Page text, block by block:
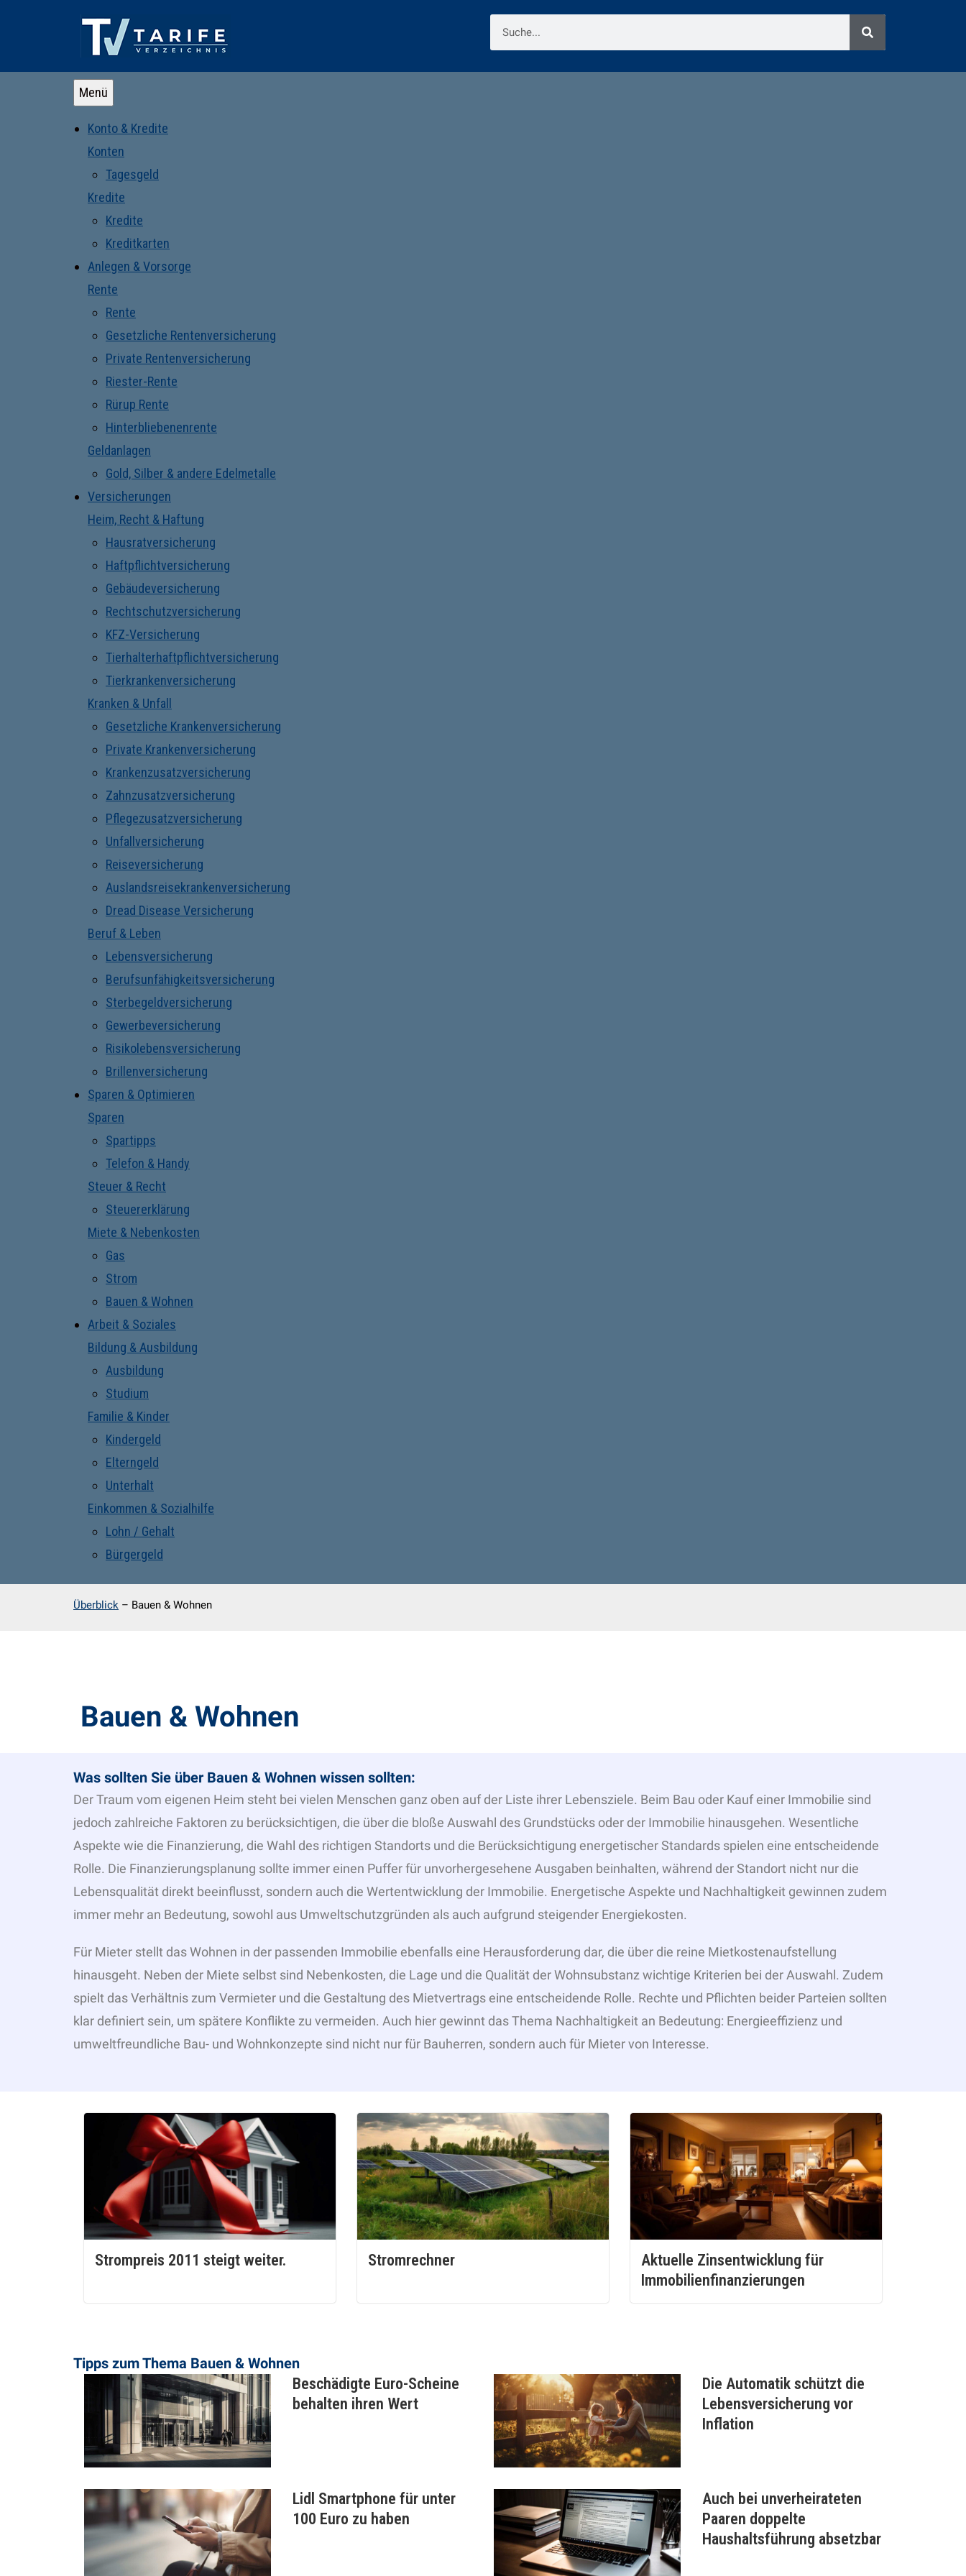
Menü
Konto & Kredite
Konten
Tagesgeld
Kredite
Kredite
Kreditkarten
Anlegen & Vorsorge
Rente
Rente
Gesetzliche Rentenversicherung
Private Rentenversicherung
Riester-Rente
Rürup Rente
Hinterbliebenenrente
Geldanlagen
Gold, Silber & andere Edelmetalle
Versicherungen
Heim, Recht & Haftung
Hausratversicherung
Haftpflichtversicherung
Gebäudeversicherung
Rechtschutzversicherung
KFZ-Versicherung
Tierhalterhaftpflichtversicherung
Tierkrankenversicherung
Kranken & Unfall
Gesetzliche Krankenversicherung
Private Krankenversicherung
Krankenzusatzversicherung
Zahnzusatzversicherung
Pflegezusatzversicherung
Unfallversicherung
Reiseversicherung
Auslandsreisekrankenversicherung
Dread Disease Versicherung
Beruf & Leben
Lebensversicherung
Berufsunfähigkeitsversicherung
Sterbegeldversicherung
Gewerbeversicherung
Risikolebensversicherung
Brillenversicherung
Sparen & Optimieren
Sparen
Spartipps
Telefon & Handy
Steuer & Recht
Steuererklärung
Miete & Nebenkosten
Gas
Strom
Bauen & Wohnen
Arbeit & Soziales
Bildung & Ausbildung
Ausbildung
Studium
Familie & Kinder
Kindergeld
Elterngeld
Unterhalt
Einkommen & Sozialhilfe
Lohn / Gehalt
Bürgergeld
Überblick – Bauen & Wohnen
Bauen & Wohnen
Was sollten Sie über Bauen & Wohnen wissen sollten:
Der Traum vom eigenen Heim steht bei vielen Menschen ganz oben auf der Liste ihrer Lebensziele. Beim Bau oder Kauf einer Immobilie sind
jedoch zahlreiche Faktoren zu berücksichtigen, die über die bloße Auswahl des Grundstücks oder der Immobilie hinausgehen. Wesentliche
Aspekte wie die Finanzierung, die Wahl des richtigen Standorts und die Berücksichtigung energetischer Standards spielen eine entscheidende
Rolle. Die Finanzierungsplanung sollte immer einen Puffer für unvorhergesehene Ausgaben beinhalten, während der Standort nicht nur die
Lebensqualität direkt beeinflusst, sondern auch die Wertentwicklung der Immobilie. Energetische Aspekte und Nachhaltigkeit gewinnen zudem
immer mehr an Bedeutung, sowohl aus Umweltschutzgründen als auch aufgrund steigender Energiekosten.
Für Mieter stellt das Wohnen in der passenden Immobilie ebenfalls eine Herausforderung dar, die über die reine Mietkostenaufstellung
hinausgeht. Neben der Miete selbst sind Nebenkosten, die Lage und die Qualität der Wohnsubstanz wichtige Kriterien bei der Auswahl. Zudem
spielt das Verhältnis zum Vermieter und die Gestaltung des Mietvertrags eine entscheidende Rolle. Rechte und Pflichten beider Parteien sollten
klar definiert sein, um spätere Konflikte zu vermeiden. Auch hier gewinnt das Thema Nachhaltigkeit an Bedeutung: Energieeffizienz und
umweltfreundliche Bau- und Wohnkonzepte sind nicht nur für Bauherren, sondern auch für Mieter von Interesse.
Strompreis 2011 steigt weiter. Stromrechner
Aktuelle Zinsentwicklung für
Immobilienfinanzierungen
Tipps zum Thema ​Bauen & Wohnen
Beschädigte Euro-Scheine
behalten ihren Wert
Die Automatik schützt die
Lebensversicherung vor
Inflation
Lidl Smartphone für unter
100 Euro zu haben
Auch bei unverheirateten
Paaren doppelte
Haushaltsführung absetzbar